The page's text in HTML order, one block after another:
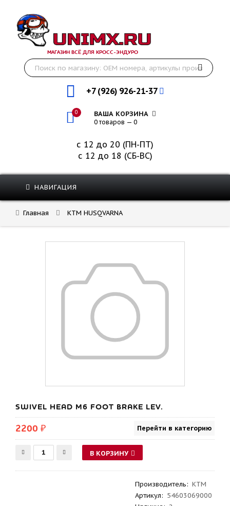
МАГАЗИН ВСЁ ДЛЯ КРОСС-ЭНДУРО
+7 (926) 926-21-37
0 ВАША КОРЗИНА
0 товаров — 0
с 12 до 20 (ПН-ПТ)
с 12 до 18 (СБ-ВС)
НАВИГАЦИЯ
Главная KTM HUSQVARNA
SWIVEL HEAD M6 FOOT BRAKE LEV.
2200 ₽ Перейти в категорию
В КОРЗИНУ
Производитель: KTM
Артикул: 54603069000